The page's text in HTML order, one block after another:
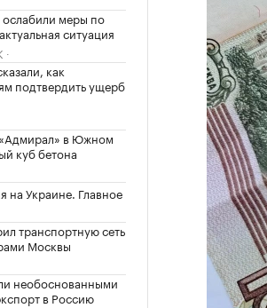
ослабили меры по
ситуация
как
подтвердить ущерб
в Южном
куб бетона
на Украине. Главное
транспортную сеть
Москвы
необоснованными
в Россию